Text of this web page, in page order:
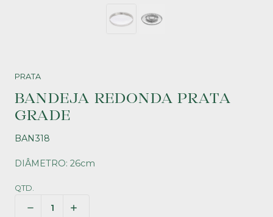
PRATA
BANDEJA REDONDA PRATA
GRADE
BAN318
DIÂMETRO: 26cm
QTD.